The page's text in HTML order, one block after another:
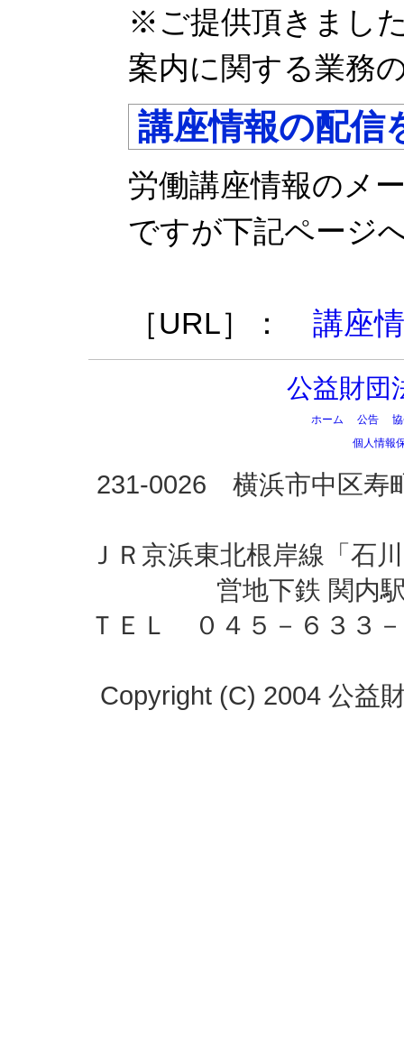
※ご提供頂きまし
案内に関する業務
講座情報の配信
労働講座情報のメ
ですが下記ページ
［URL］： 講座
公益財団
ホーム 公告
個人情報
231-0026 横浜市中区寿
ＪＲ京浜東北根岸線「石
営地下鉄 関内
ＴＥＬ ０４５－６
Copyright (C) 2004 公益